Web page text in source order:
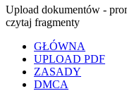
Upload dokumentów -
czytaj fragmenty
GŁÓWNA
UPLOAD PDF
ZASADY
DMCA